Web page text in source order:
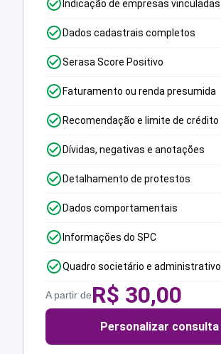
Indicação de empresas vinculadas
Dados cadastrais completos
Serasa Score Positivo
Faturamento ou renda presumida
Recomendação e limite de crédito
Dívidas, negativas e anotações
Detalhamento de protestos
Dados comportamentais
Informações do SPC
Quadro societário e administrativo
A partir deR$ 30,00
Personalizar consulta